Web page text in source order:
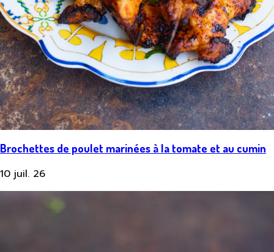
Brochettes de poulet marinées à la tomate et au cumin
10 juil. 26